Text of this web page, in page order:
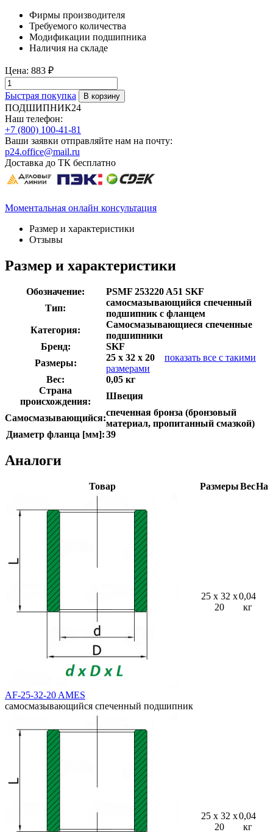
Фирмы производителя
Требуемого количества
Модификации подшипника
Наличия на складе
Цена: 883 ₽
Быстрая покупка
ПОДШИПНИК24
Наш телефон:
+7 (800) 100-41-81
Ваши заявки отправляйте нам на почту:
p24.office@mail.ru
Доставка до ТК бесплатно
Моментальная онлайн консультация
Размер и характеристики
Отзывы
Размер и характеристики
Обозначение:
PSMF 253220 A51 SKF
Тип:
самосмазывающийся спеченный
подшипник с фланцем
Категория:
Самосмазывающиеся спеченные
подшипники
Бренд:
SKF
Размеры:
25 x 32 x 20
показать все с такими
размерами
Вес:
0,05 кг
Страна
происхождения:
Швеция
Самосмазывающийся:
спеченная бронза (бронзовый
материал, пропитанный смазкой)
Диаметр фланца [мм]:39
Аналоги
Товар РазмерыВес
AF-25-32-20 AMES
самосмазывающийся спеченный подшипник
25 x 32 x
20
0,04
кг
25 x 32 x
20
0,04
кг